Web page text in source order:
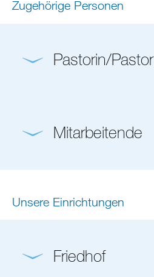
Zugehörige Personen
Pastorin/Pastor
Mitarbeitende
Unsere Einrichtungen
Friedhof